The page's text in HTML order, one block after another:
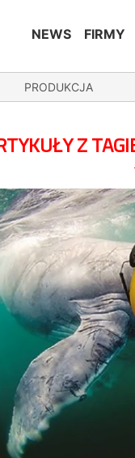
NEWS FIRMY
PRODUKCJA
Z